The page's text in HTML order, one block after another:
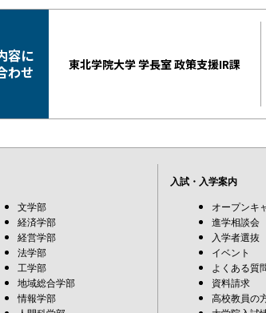
容に
わせ
東北学院大学 学長室 政策支援IR課
文学部
経済学部
経営学部
法学部
工学部
地域総合学部
情報学部
入試・入学案内
オープンキ
進学相談会
入学者選抜
イベント
よくある質
資料請求
高校教員の